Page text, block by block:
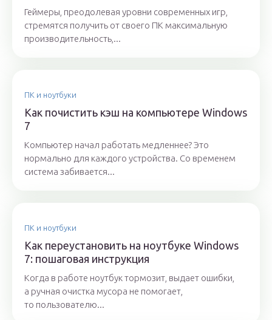
Геймеры, преодолевая уровни современных игр,
стремятся получить от своего ПК максимальную
производительность,...
ПК и ноутбуки
Как почистить кэш на компьютере Windows
7
Компьютер начал работать медленнее? Это
нормально для каждого устройства. Со временем
система забивается...
ПК и ноутбуки
Как переустановить на ноутбуке Windows
7: пошаговая инструкция
Когда в работе ноутбук тормозит, выдает ошибки,
а ручная очистка мусора не помогает,
то пользователю...